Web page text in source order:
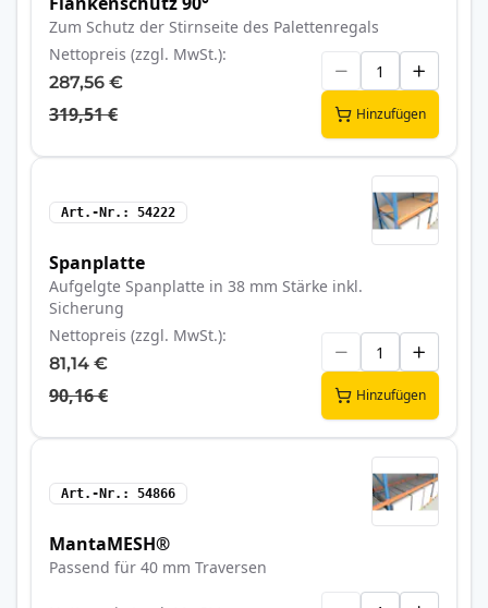
Zum Schutz der Stirnseite des Palettenregals
Nettopreis (zzgl. MwSt.)
287,56 €
319,51 € Hinzufügen
Art.-Nr. 54222
Spanplatte
Aufgelgte Spanplatte in 38 mm Stärke inkl.
Sicherung
Nettopreis (zzgl. MwSt.)
81,14 €
90,16 € Hinzufügen
Art.-Nr. 54866
MantaMESH®
Passend für 40 mm Traversen